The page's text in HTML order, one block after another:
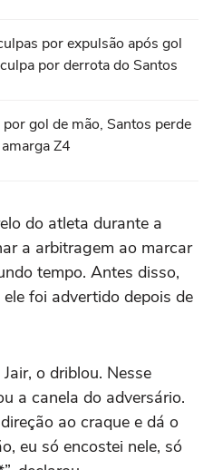
por expulsão após gol
por derrota do Santos
gol de mão, Santos perde
Z4
do atleta durante a
a arbitragem ao marcar
tempo. Antes disso,
foi advertido depois de
Jair, o driblou. Nesse
a canela do adversário.
ao craque e dá o
eu só encostei nele, só